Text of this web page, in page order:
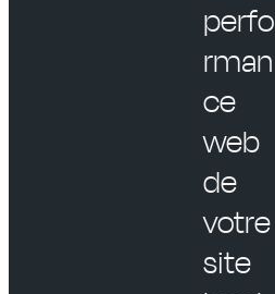
perfo
rman
ce
web
de
votre
site